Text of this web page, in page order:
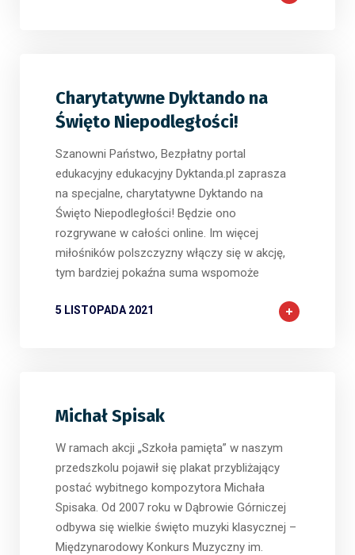
Charytatywne Dyktando na
Święto Niepodległości!
Szanowni Państwo, Bezpłatny portal
edukacyjny edukacyjny Dyktanda.pl zaprasza
na specjalne, charytatywne Dyktando na
Święto Niepodległości! Będzie ono
rozgrywane w całości online. Im więcej
miłośników polszczyzny włączy się w akcję,
tym bardziej pokaźna suma wspomoże
5 LISTOPADA 2021
Michał Spisak
W ramach akcji „Szkoła pamięta” w naszym
przedszkolu pojawił się plakat przybliżający
postać wybitnego kompozytora Michała
Spisaka. Od 2007 roku w Dąbrowie Górniczej
odbywa się wielkie święto muzyki klasycznej –
Międzynarodowy Konkurs Muzyczny im.